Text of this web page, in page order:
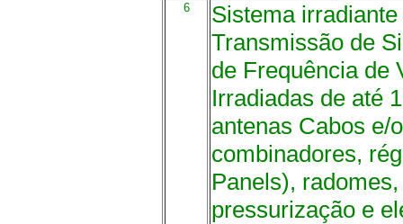
6
Sistema
Transmissão de
de Frequência de
Irradiadas de até
antenas Cabos e/
combinadores,
Panels),
pressurização e